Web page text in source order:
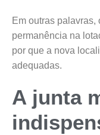
Em outras
permanência na
por que a nova
adequadas.
A junta